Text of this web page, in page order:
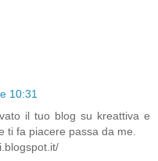
10:31
il tuo blog su kreattiva e
ti fa piacere passa da me.